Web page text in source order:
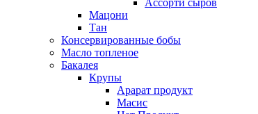
Ассорти сыров
Мацони
Тан
Консервированные бобы
Масло топленое
Бакалея
Крупы
Арарат продукт
Масис